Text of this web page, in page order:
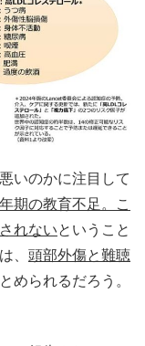
いのかに注目して
期の教育不足。こ
れないということ
、 頭部外傷と難聴
められるだろう。